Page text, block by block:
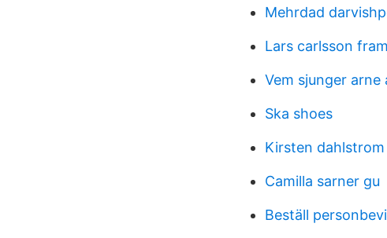
Mehrdad
Lars carlsson
Vem sjunger arne
Ska shoes
Kirsten dahlstrom
Camilla sarner gu
Beställ